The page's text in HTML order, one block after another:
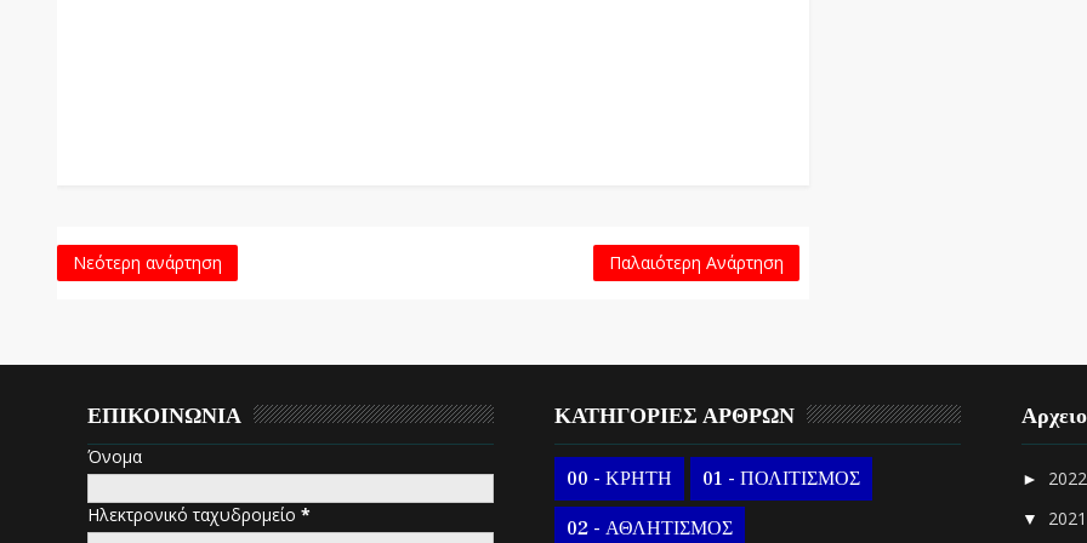
Νεότερη ανάρτηση Παλαιότερη Ανάρτηση
ΕΠΙΚΟΙΝΩΝΙΑ
Όνομα
Ηλεκτρονικό ταχυδρομείο *
ΚΑΤΗΓΟΡΙΕΣ ΑΡΘΡΩΝ
00 - ΚΡΗΤΗ 01 - ΠΟΛΙΤΙΣΜΟΣ
02 - ΑΘΛΗΤΙΣΜΟΣ
► 2022
▼ 2021